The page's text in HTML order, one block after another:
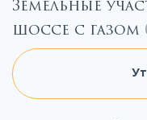
Земельные
шоссе с газом